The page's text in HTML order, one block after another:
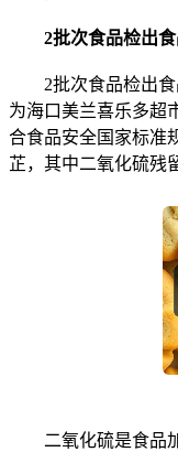
2批次食品检出食
2批次食品检出食
为海口美兰喜乐多超
合食品安全国家标准
芷，其中二氧化硫残
二氧化硫是食品加